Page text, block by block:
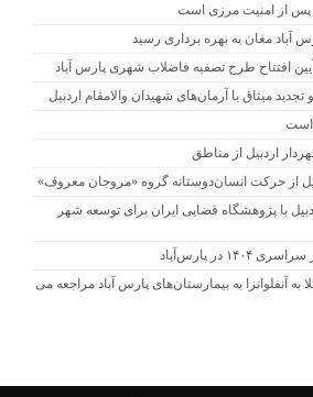
پس از امنیت مرزی است
افتتاح طرح تصفیه فاضلاب شهری پارس آباد
تجدید میثاق با آرمان‌های شهیدان والامقام اردبیل
است
اردبیل از مناطق
از حرکت انسان‌دوستانه گروه «مروجان معروف»
با پژوهشگاه فضایی ایران برای توسعه شهر
در پارس‌آباد
از ۵۰۰ نفر مبتلا به آنفلوانزا به بیمارستان‌های پارس آباد مراجعه می